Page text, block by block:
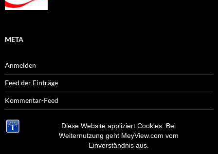
Diese Website appliziert Cookies. Bei
Weiternutzung geht MeyView.com vom
Einverständnis aus.
META
Anmelden
Feed der Einträge
Kommentar-Feed
WordPress.org